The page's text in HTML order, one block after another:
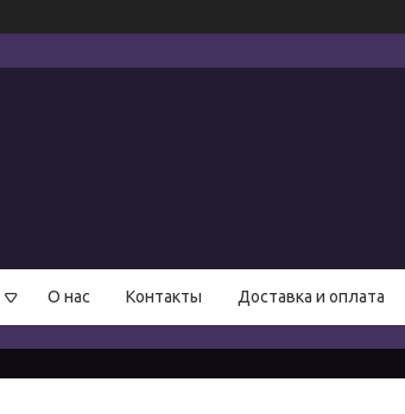
О нас Контакты Доставка и оплата